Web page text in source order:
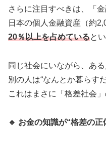
さらに注目すべきは、「
日本の個人金融資産（約
20％以上を占めていると
同じ社会にいながら、あ
別の人は“なんとか暮らす
これはまさに「格差社会」
🔹 お金の知識が“格差の正